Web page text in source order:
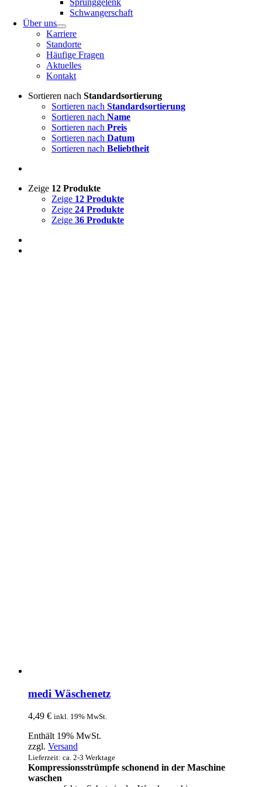
Sprunggelenk
Schwangerschaft
Über uns
Karriere
Standorte
Häufige Fragen
Aktuelles
Kontakt
Sortieren nach Standardsortierung
Sortieren nach Standardsortierung
Sortieren nach Name
Sortieren nach Preis
Sortieren nach Datum
Sortieren nach Beliebtheit
Zeige 12 Produkte
Zeige 12 Produkte
Zeige 24 Produkte
Zeige 36 Produkte
medi Wäschenetz
4,49 € inkl. 19% MwSt.
Enthält 19% MwSt.
zzgl. Versand
Lieferzeit: ca. 2-3 Werktage
Kompressionsstrümpfe schonend in der Maschine
waschen